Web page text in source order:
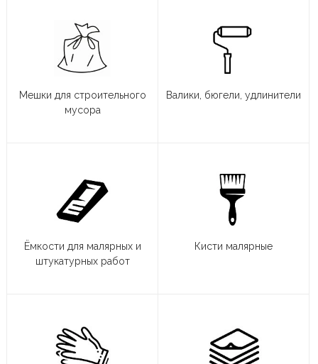
Мешки для строительного
мусора
Валики, бюгели, удлинители
Ёмкости для малярных и
штукатурных работ
Кисти малярные